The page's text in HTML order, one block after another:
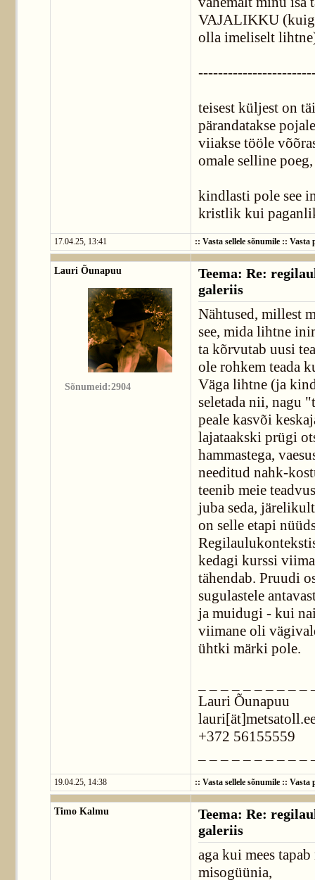
VAJALIKKU
olla imeliselt
teisest küljest on
pärandatakse
viiakse tööle
omale selline
kindlasti pole see
kristlik kui
17.04.25, 13:41 :: Vasta sellele sõnumile:: Vasta
Lauri Õunapuu
Sõnumeid:2904
Teema: Re:
galeriis
Nähtused, millest
see, mida lihtne
ta kõrvutab uusi
ole rohkem teada
Väga lihtne (ja
seletada nii, nagu
peale kasvõi
lajataakski prügi
hammastega,
needitud nahk-
teenib meie
juba seda,
on selle etapi
kedagi kurssi
tähendab. Pruudi
sugulastele
ja muidugi - kui
viimane oli
ühtki märki pole.
Lauri Õunapuu
+372 56155559
19.04.25, 14:38 :: Vasta sellele sõnumile:: Vasta
Timo Kalmu
Teema: Re:
galeriis
aga kui mees
misogüünia,